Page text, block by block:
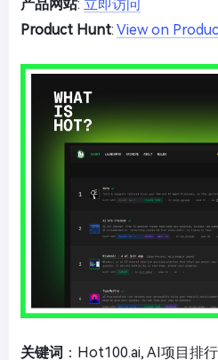
产品网站: 立即访问
Product Hunt: View on
关键词 ：Hot100.ai, AI项目排